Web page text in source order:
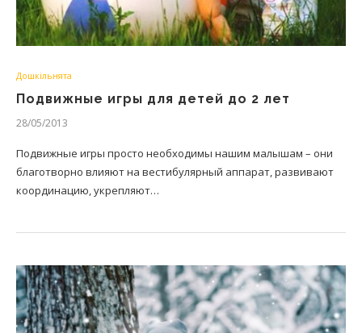
Дошкільнята
Подвижные игры для детей до 2 лет
28/05/2013
Подвижные игры просто необходимы нашим малышам – они
благотворно влияют на вестибулярный аппарат, развивают
координацию, укрепляют…